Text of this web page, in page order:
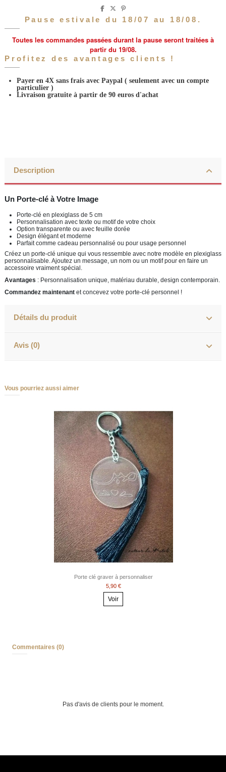
Pause estivale du 18/07 au 18/08.
Toutes les commandes passées durant la pause seront traitées à
partir du 19/08.
Profitez des avantages clients !
Payer en 4X sans frais avec Paypal ( seulement avec un compte
particulier )
Livraison gratuite à partir de 90 euros d'achat
Description
Un Porte-clé à Votre Image
Porte-clé en plexiglass de 5 cm
Personnalisation avec texte ou motif de votre choix
Option transparente ou avec feuille dorée
Design élégant et moderne
Parfait comme cadeau personnalisé ou pour usage personnel
Créez un porte-clé unique qui vous ressemble avec notre modèle en plexiglass
personnalisable. Ajoutez un message, un nom ou un motif pour en faire un
accessoire vraiment spécial.
Avantages : Personnalisation unique, matériau durable, design contemporain.
Commandez maintenant et concevez votre porte-clé personnel !
Détails du produit
Avis (0)
Vous pourriez aussi aimer
Porte clé graver à personnaliser
5,90 €
Voir
Commentaires (0)
Pas d'avis de clients pour le moment.